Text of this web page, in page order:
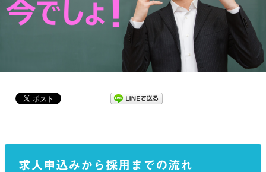
求人申込みから採用までの流れ